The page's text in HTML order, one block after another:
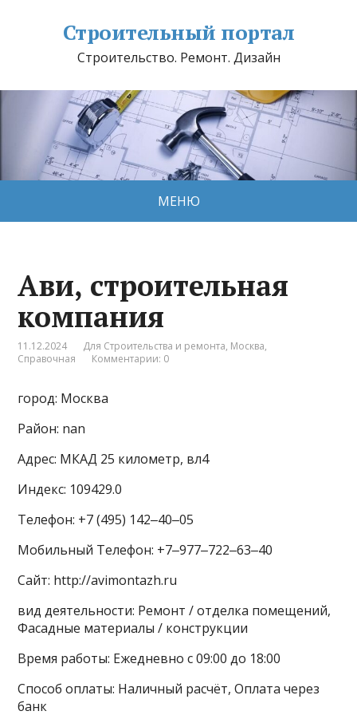
Строительный портал
Строительство. Ремонт. Дизайн
МЕНЮ
Ави, строительная
компания
11.12.2024 Для Строительства и ремонта, Москва,
Справочная
Комментарии: 0
город: Москва
Район: nan
Адрес: МКАД 25 километр, вл4
Индекс: 109429.0
Телефон: +7 (495) 142‒40‒05
Мобильный Телефон: +7‒977‒722‒63‒40
Сайт: http://avimontazh.ru
вид деятельности: Ремонт / отделка помещений,
Фасадные материалы / конструкции
Время работы: Ежедневно с 09:00 до 18:00
Способ оплаты: Наличный расчёт, Оплата через
банк